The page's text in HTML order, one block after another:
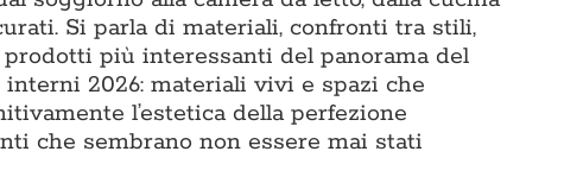
Si parla di materiali, confronti tra stili,
più interessanti del panorama del
2026: materiali vivi e spazi che
l’estetica della perfezione
che sembrano non essere mai stati